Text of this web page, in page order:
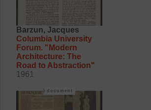
Barzun, Jacques
Columbia University
Forum. "Modern
Architecture: The
Road to Abstraction"
1961
document